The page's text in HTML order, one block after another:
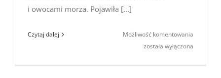
i owocami morza. Pojawiła [...]
Czytaj dalej Możliwość komentowania
została wyłączona